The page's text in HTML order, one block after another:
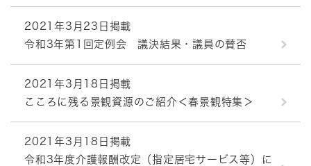
2021年3月23日掲載
令和3年第1回定例会 議決結果・議員の賛否
2021年3月18日掲載
こころに残る景観資源のご紹介＜春景観特集＞
2021年3月18日掲載
令和3年度介護報酬改定（指定居宅サービス等）に